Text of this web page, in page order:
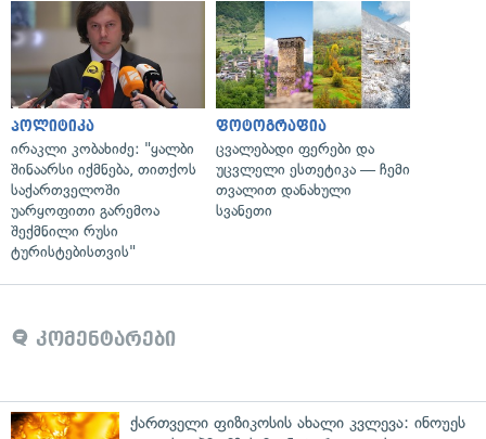
პოლიტიკა
ირაკლი კობახიძე: "ყალბი
შინაარსი იქმნება, თითქოს
საქართველოში
უარყოფითი გარემოა
შექმნილი რუსი
ტურისტებისთვის"
ფოტოგრაფია
ცვალებადი ფერები და
უცვლელი ესთეტიკა — ჩემი
თვალით დანახული
სვანეთი
კომენტარები
ქართველი ფიზიკოსის ახალი კვლევა: ინოუეს